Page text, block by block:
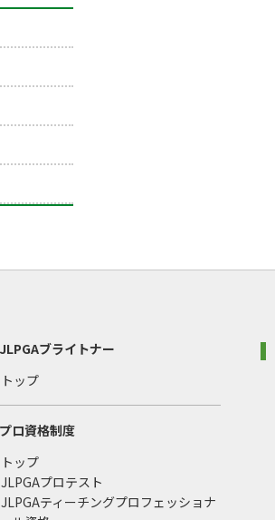
JLPGAブライトナー
トップ
プロ資格制度
トップ
JLPGAプロテスト
JLPGAティーチングプロフェッショナ